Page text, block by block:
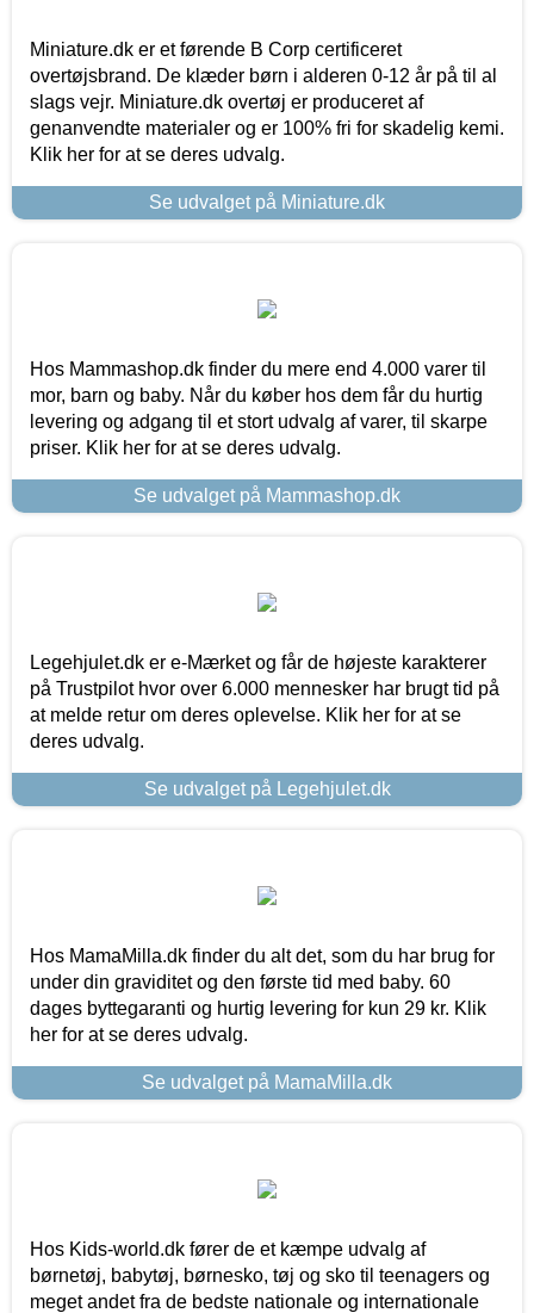
Miniature.dk er et førende B Corp certificeret
overtøjsbrand. De klæder børn i alderen 0-12 år på til al
slags vejr. Miniature.dk overtøj er produceret af
genanvendte materialer og er 100% fri for skadelig kemi.
Klik her for at se deres udvalg.
Se udvalget på Miniature.dk
Hos Mammashop.dk finder du mere end 4.000 varer til
mor, barn og baby. Når du køber hos dem får du hurtig
levering og adgang til et stort udvalg af varer, til skarpe
priser. Klik her for at se deres udvalg.
Se udvalget på Mammashop.dk
Legehjulet.dk er e-Mærket og får de højeste karakterer
på Trustpilot hvor over 6.000 mennesker har brugt tid på
at melde retur om deres oplevelse. Klik her for at se
deres udvalg.
Se udvalget på Legehjulet.dk
Hos MamaMilla.dk finder du alt det, som du har brug for
under din graviditet og den første tid med baby. 60
dages byttegaranti og hurtig levering for kun 29 kr. Klik
her for at se deres udvalg.
Se udvalget på MamaMilla.dk
Hos Kids-world.dk fører de et kæmpe udvalg af
børnetøj, babytøj, børnesko, tøj og sko til teenagers og
meget andet fra de bedste nationale og internationale